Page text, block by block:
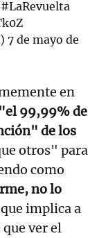
#LaRevuelta
7 de mayo de
en
99,99% de
de los
otros" para
como
no lo
implica a
ver el